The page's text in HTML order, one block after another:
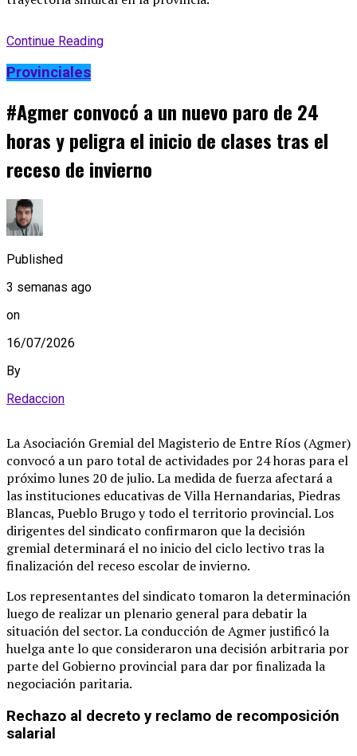
Continue Reading
Provinciales
#Agmer convocó a un nuevo paro de 24
horas y peligra el inicio de clases tras el
receso de invierno
Published
3 semanas ago
on
16/07/2026
By
Redaccion
La Asociación Gremial del Magisterio de Entre Ríos (Agmer)
convocó a un paro total de actividades por 24 horas para el
próximo lunes 20 de julio. La medida de fuerza afectará a
las instituciones educativas de Villa Hernandarias, Piedras
Blancas, Pueblo Brugo y todo el territorio provincial. Los
dirigentes del sindicato confirmaron que la decisión
gremial determinará el no inicio del ciclo lectivo tras la
finalización del receso escolar de invierno.
Los representantes del sindicato tomaron la determinación
luego de realizar un plenario general para debatir la
situación del sector. La conducción de Agmer justificó la
huelga ante lo que consideraron una decisión arbitraria por
parte del Gobierno provincial para dar por finalizada la
negociación paritaria.
Rechazo al decreto y reclamo de recomposición
salarial